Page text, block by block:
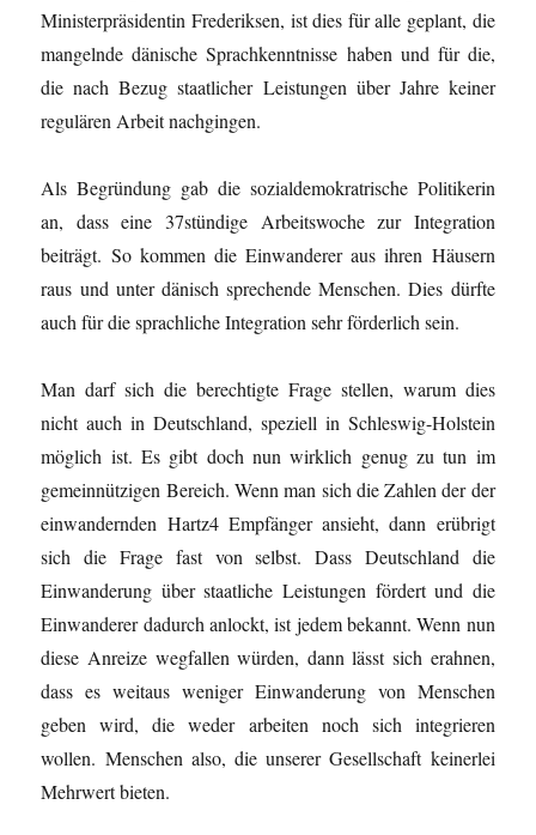
Ministerpräsidentin Frederiksen, ist dies für alle geplant, die
mangelnde dänische Sprachkenntnisse haben und für die,
die nach Bezug staatlicher Leistungen über Jahre keiner
regulären Arbeit nachgingen.
Als Begründung gab die sozialdemokratrische Politikerin
an, dass eine 37stündige Arbeitswoche zur Integration
beiträgt. So kommen die Einwanderer aus ihren Häusern
raus und unter dänisch sprechende Menschen. Dies dürfte
auch für die sprachliche Integration sehr förderlich sein.
Man darf sich die berechtigte Frage stellen, warum dies
nicht auch in Deutschland, speziell in Schleswig-Holstein
möglich ist. Es gibt doch nun wirklich genug zu tun im
gemeinnützigen Bereich. Wenn man sich die Zahlen der der
einwandernden Hartz4 Empfänger ansieht, dann erübrigt
sich die Frage fast von selbst. Dass Deutschland die
Einwanderung über staatliche Leistungen fördert und die
Einwanderer dadurch anlockt, ist jedem bekannt. Wenn nun
diese Anreize wegfallen würden, dann lässt sich erahnen,
dass es weitaus weniger Einwanderung von Menschen
geben wird, die weder arbeiten noch sich integrieren
wollen. Menschen also, die unserer Gesellschaft keinerlei
Mehrwert bieten.